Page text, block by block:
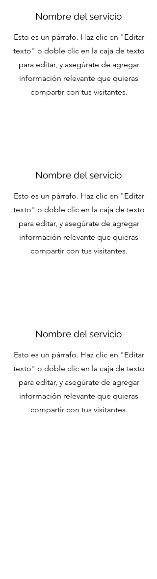
Nombre del servicio
Esto es un párrafo. Haz clic en "Editar
texto" o doble clic en la caja de texto
para editar, y asegúrate de agregar
información relevante que quieras
compartir con tus visitantes.
Nombre del servicio
Esto es un párrafo. Haz clic en "Editar
texto" o doble clic en la caja de texto
para editar, y asegúrate de agregar
información relevante que quieras
compartir con tus visitantes.
Nombre del servicio
Esto es un párrafo. Haz clic en "Editar
texto" o doble clic en la caja de texto
para editar, y asegúrate de agregar
información relevante que quieras
compartir con tus visitantes.